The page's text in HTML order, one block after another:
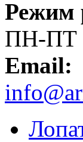
Режим
ПН-ПТ
Email: